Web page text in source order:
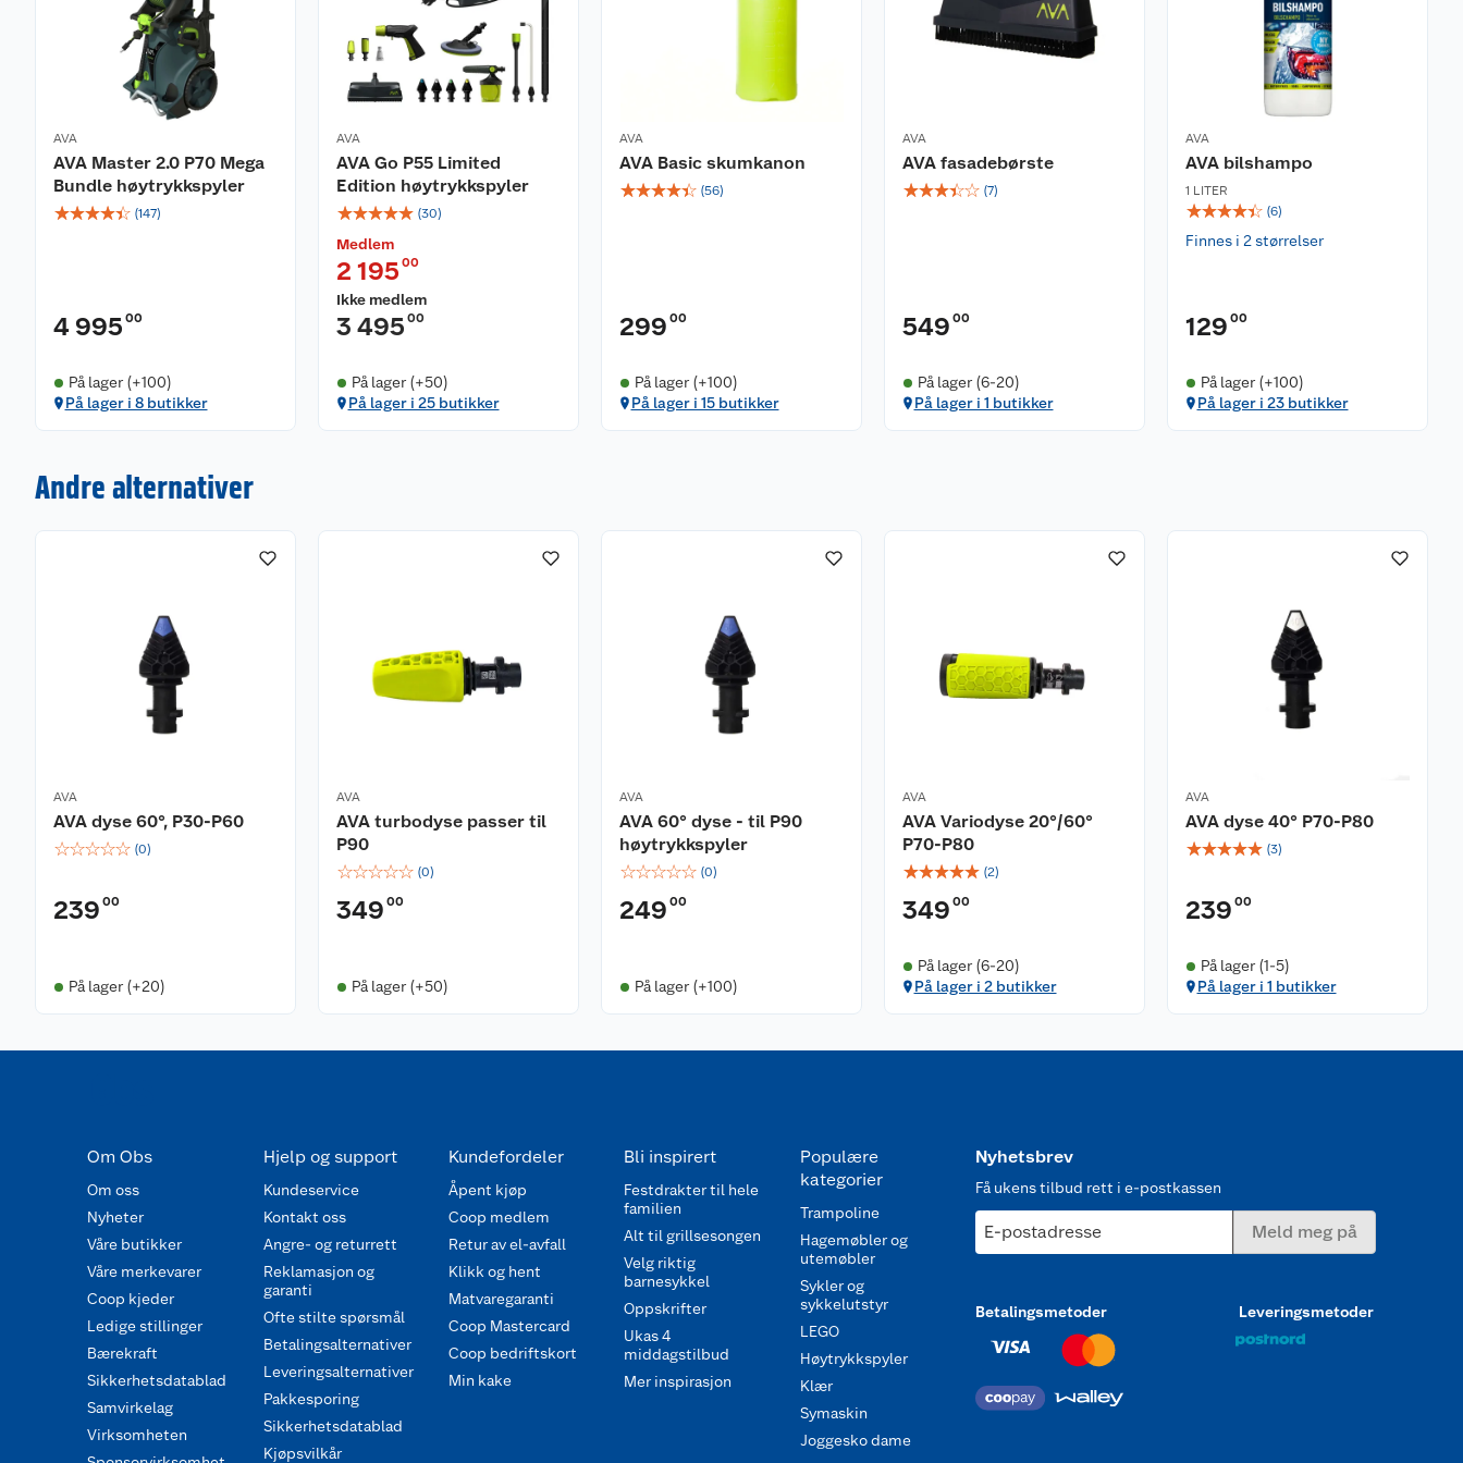
AVA
AVA Master 2.0 P70 Mega
Bundle høytrykkspyler
☆☆☆☆☆ (147)
4 995 00
På lager (+100)
På lager i 8 butikker
AVA
AVA Go P55 Limited
Edition høytrykkspyler
☆☆☆☆☆ (30)
Medlem
2 195 00
Ikke medlem
3 495 00
På lager (+50)
På lager i 25 butikker
AVA
AVA Basic skumkanon
☆☆☆☆☆ (56)
299 00
På lager (+100)
På lager i 15 butikker
AVA
AVA fasadebørste
☆☆☆☆☆ (7)
549 00
På lager (6-20)
På lager i 1 butikker
AVA
AVA bilshampo
1 LITER
☆☆☆☆☆ (6)
Finnes i 2 størrelser
129 00
På lager (+100)
På lager i 23 butikker
Andre alternativer
AVA
AVA dyse 60°, P30-P60
☆☆☆☆☆ (0)
239 00
På lager (+20)
AVA
AVA turbodyse passer til
P90
☆☆☆☆☆ (0)
349 00
På lager (+50)
AVA
AVA 60° dyse - til P90
høytrykkspyler
☆☆☆☆☆ (0)
249 00
På lager (+100)
AVA
AVA Variodyse 20°/60°
P70-P80
☆☆☆☆☆ (2)
349 00
På lager (6-20)
På lager i 2 butikker
AVA
AVA dyse 40° P70-P80
☆☆☆☆☆ (3)
239 00
På lager (1-5)
På lager i 1 butikker
Om Obs
Om oss
Nyheter
Våre butikker
Våre merkevarer
Coop kjeder
Ledige stillinger
Bærekraft
Sikkerhetsdatablad
Samvirkelag
Virksomheten
Hjelp og support
Kundeservice
Kontakt oss
Angre- og returrett
Reklamasjon og
garanti
Ofte stilte spørsmål
Betalingsalternativer
Leveringsalternativer
Pakkesporing
Sikkerhetsdatablad
Kjøpsvilkår
Kundefordeler
Åpent kjøp
Coop medlem
Retur av el-avfall
Klikk og hent
Matvaregaranti
Coop Mastercard
Coop bedriftskort
Min kake
Bli inspirert
Festdrakter til hele
familien
Alt til grillsesongen
Velg riktig
barnesykkel
Oppskrifter
Ukas 4
middagstilbud
Mer inspirasjon
Populære
kategorier
Trampoline
Hagemøbler og
utemøbler
Sykler og
sykkelutstyr
LEGO
Høytrykkspyler
Klær
Symaskin
Joggesko dame
Nyhetsbrev
Få ukens tilbud rett i e-postkassen
E-postadresse Meld meg på
Betalingsmetoder Leveringsmetoder